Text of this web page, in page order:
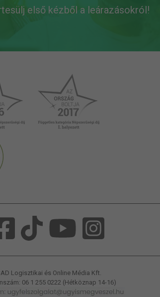
első kézből a leárazásokról!
Logisztikai és Online Média Kft.
06 1 255 0222 (Hétköznap 14-16)